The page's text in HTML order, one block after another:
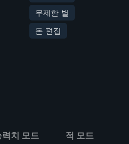
무제한 별
돈 편집
력치 모드 적 모드